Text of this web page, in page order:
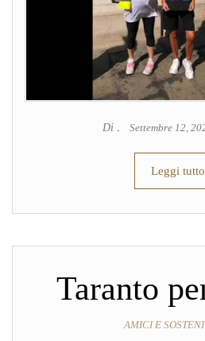
Di Settembre 12,
Leggi tutto
Taranto
AMICI E